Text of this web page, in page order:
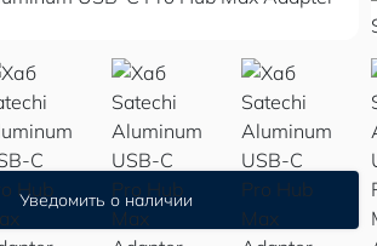
Уведомить о наличии